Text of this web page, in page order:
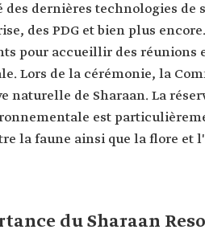
des dernières technologies
des PDG et bien plus
pour accueillir des réunions
Lors de la cérémonie, la
naturelle de Sharaan. La
est
la faune ainsi que la flore et
du Sharaan